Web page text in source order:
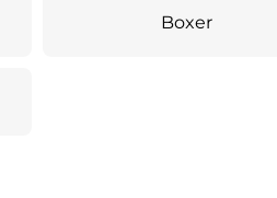
Boxer